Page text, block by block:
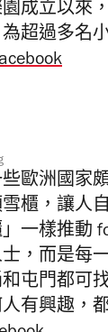
成立以來
超過多名
歐洲國家
櫃，讓人
一樣推動
，而是每
屯門都可
有興趣，